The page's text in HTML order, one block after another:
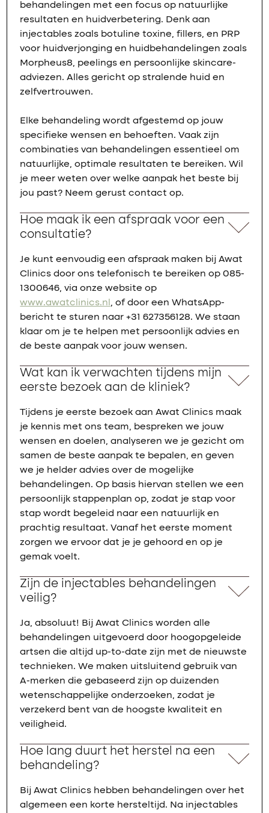
behandelingen met een focus op natuurlijke
resultaten en huidverbetering. Denk aan
injectables zoals botuline toxine, fillers, en PRP
voor huidverjonging en huidbehandelingen zoals
Morpheus8, peelings en persoonlijke skincare-
adviezen. Alles gericht op stralende huid en
zelfvertrouwen.
Elke behandeling wordt afgestemd op jouw
specifieke wensen en behoeften. Vaak zijn
combinaties van behandelingen essentieel om
natuurlijke, optimale resultaten te bereiken. Wil
je meer weten over welke aanpak het beste bij
jou past? Neem gerust contact op.
Hoe maak ik een afspraak voor een
consultatie?
Je kunt eenvoudig een afspraak maken bij Awat
Clinics door ons telefonisch te bereiken op 085-
1300646, via onze website op
www.awatclinics.nl , of door een WhatsApp-
bericht te sturen naar +31 627356128. We staan
klaar om je te helpen met persoonlijk advies en
de beste aanpak voor jouw wensen.
Wat kan ik verwachten tijdens mijn
eerste bezoek aan de kliniek?
Tijdens je eerste bezoek aan Awat Clinics maak
je kennis met ons team, bespreken we jouw
wensen en doelen, analyseren we je gezicht om
samen de beste aanpak te bepalen, en geven
we je helder advies over de mogelijke
behandelingen. Op basis hiervan stellen we een
persoonlijk stappenplan op, zodat je stap voor
stap wordt begeleid naar een natuurlijk en
prachtig resultaat. Vanaf het eerste moment
zorgen we ervoor dat je je gehoord en op je
gemak voelt.
Zijn de injectables behandelingen
veilig?
Ja, absoluut! Bij Awat Clinics worden alle
behandelingen uitgevoerd door hoogopgeleide
artsen die altijd up-to-date zijn met de nieuwste
technieken. We maken uitsluitend gebruik van
A-merken die gebaseerd zijn op duizenden
wetenschappelijke onderzoeken, zodat je
verzekerd bent van de hoogste kwaliteit en
veiligheid.
Hoe lang duurt het herstel na een
behandeling?
Bij Awat Clinics hebben behandelingen over het
algemeen een korte hersteltijd. Na injectables